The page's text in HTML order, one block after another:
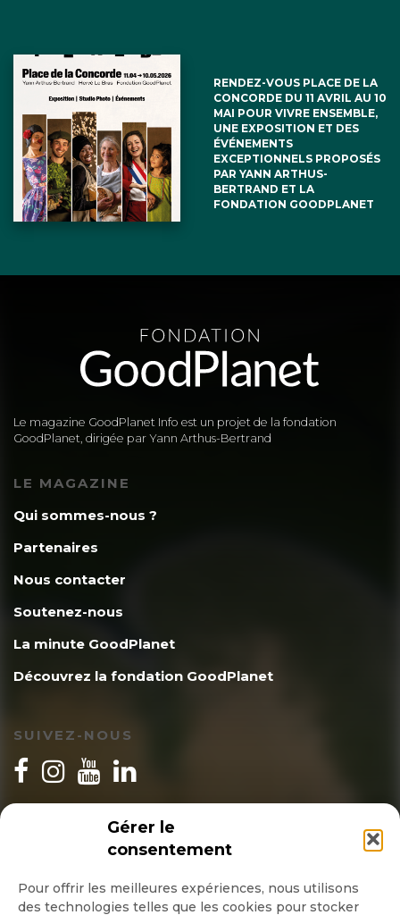
Gérer le
consentement
Pour offrir les meilleures expériences, nous utilisons
des technologies telles que les cookies pour stocker
RENDEZ-VOUS PLACE DE LA
CONCORDE DU 11 AVRIL AU 10
MAI POUR VIVRE ENSEMBLE,
UNE EXPOSITION ET DES
ÉVÉNEMENTS
EXCEPTIONNELS PROPOSÉS
PAR YANN ARTHUS-
BERTRAND ET LA
FONDATION GOODPLANET
Le magazine GoodPlanet Info est un projet de la fondation
GoodPlanet, dirigée par Yann Arthus-Bertrand
LE MAGAZINE
Qui sommes-nous ?
Partenaires
Nous contacter
Soutenez-nous
La minute GoodPlanet
Découvrez la fondation GoodPlanet
SUIVEZ-NOUS
INSCRIPTION NEWSLETTER